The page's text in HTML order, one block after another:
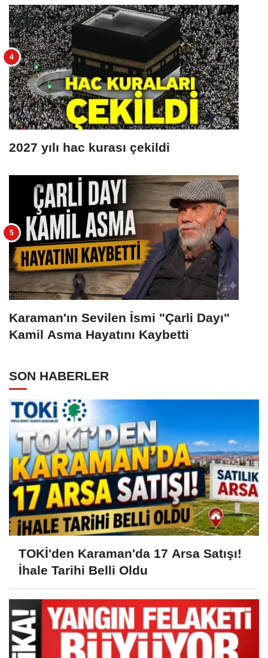
2027 yılı hac kurası çekildi
Karaman'ın Sevilen İsmi "Çarli Dayı"
Kamil Asma Hayatını Kaybetti
SON HABERLER
TOKİ'den Karaman'da 17 Arsa Satışı!
İhale Tarihi Belli Oldu